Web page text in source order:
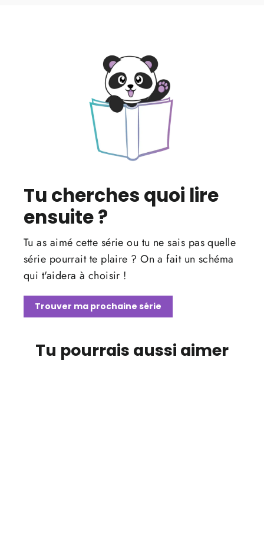
Tu cherches quoi lire
ensuite ?
Tu as aimé cette série ou tu ne sais pas quelle
série pourrait te plaire ? On a fait un schéma
qui t'aidera à choisir !
Trouver ma prochaine série
Tu pourrais aussi aimer